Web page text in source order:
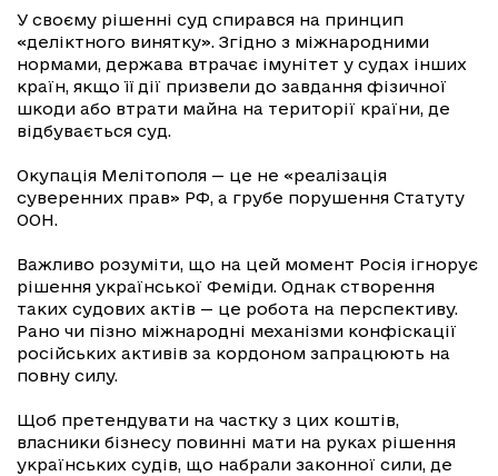
У своєму рішенні суд спирався на принцип
«деліктного винятку». Згідно з міжнародними
нормами, держава втрачає імунітет у судах інших
країн, якщо її дії призвели до завдання фізичної
шкоди або втрати майна на території країни, де
відбувається суд.
Окупація Мелітополя — це не «реалізація
суверенних прав» РФ, а грубе порушення Статуту
ООН.
Важливо розуміти, що на цей момент Росія ігнорує
рішення української Феміди. Однак створення
таких судових актів — це робота на перспективу.
Рано чи пізно міжнародні механізми конфіскації
російських активів за кордоном запрацюють на
повну силу.
Щоб претендувати на частку з цих коштів,
власники бізнесу повинні мати на руках рішення
українських судів, що набрали законної сили, де